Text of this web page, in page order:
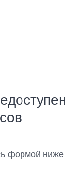
формой